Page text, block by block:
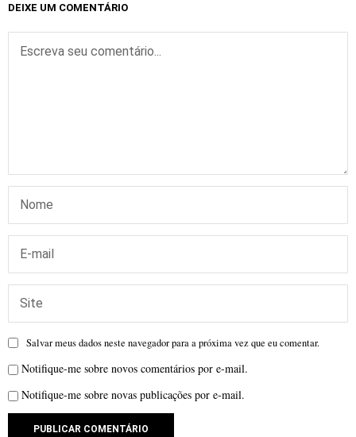
DEIXE UM COMENTÁRIO
Salvar meus dados neste navegador para a próxima vez que eu comentar.
Notifique-me sobre novos comentários por e-mail.
Notifique-me sobre novas publicações por e-mail.